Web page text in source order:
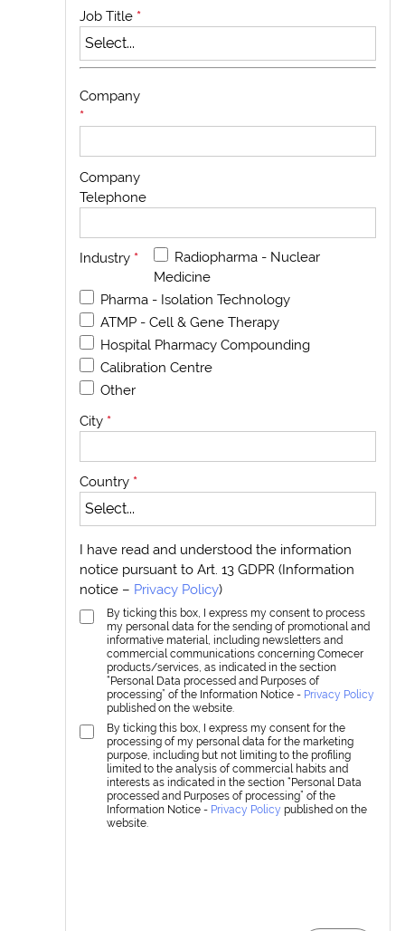
Job Title *
Company
*
Company
Telephone
Industry *
Radiopharma - Nuclear
Medicine
Pharma - Isolation Technology
ATMP - Cell & Gene Therapy
Hospital Pharmacy Compounding
Calibration Centre
Other
City *
Country *
I have read and understood the information
notice pursuant to Art. 13 GDPR (Information
notice – Privacy Policy)
By ticking this box, I express my consent to process
my personal data for the sending of promotional and
informative material, including newsletters and
commercial communications concerning Comecer
products/services, as indicated in the section
“Personal Data processed and Purposes of
processing” of the Information Notice - Privacy Policy
published on the website.
By ticking this box, I express my consent for the
processing of my personal data for the marketing
purpose, including but not limiting to the profiling
limited to the analysis of commercial habits and
interests as indicated in the section “Personal Data
processed and Purposes of processing” of the
Information Notice - Privacy Policy published on the
website.